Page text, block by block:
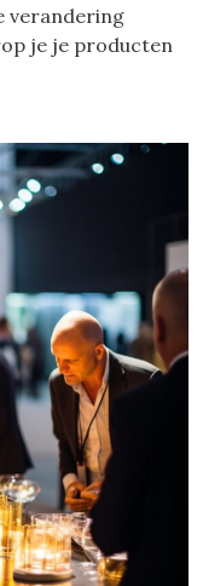
verandering
je je producten